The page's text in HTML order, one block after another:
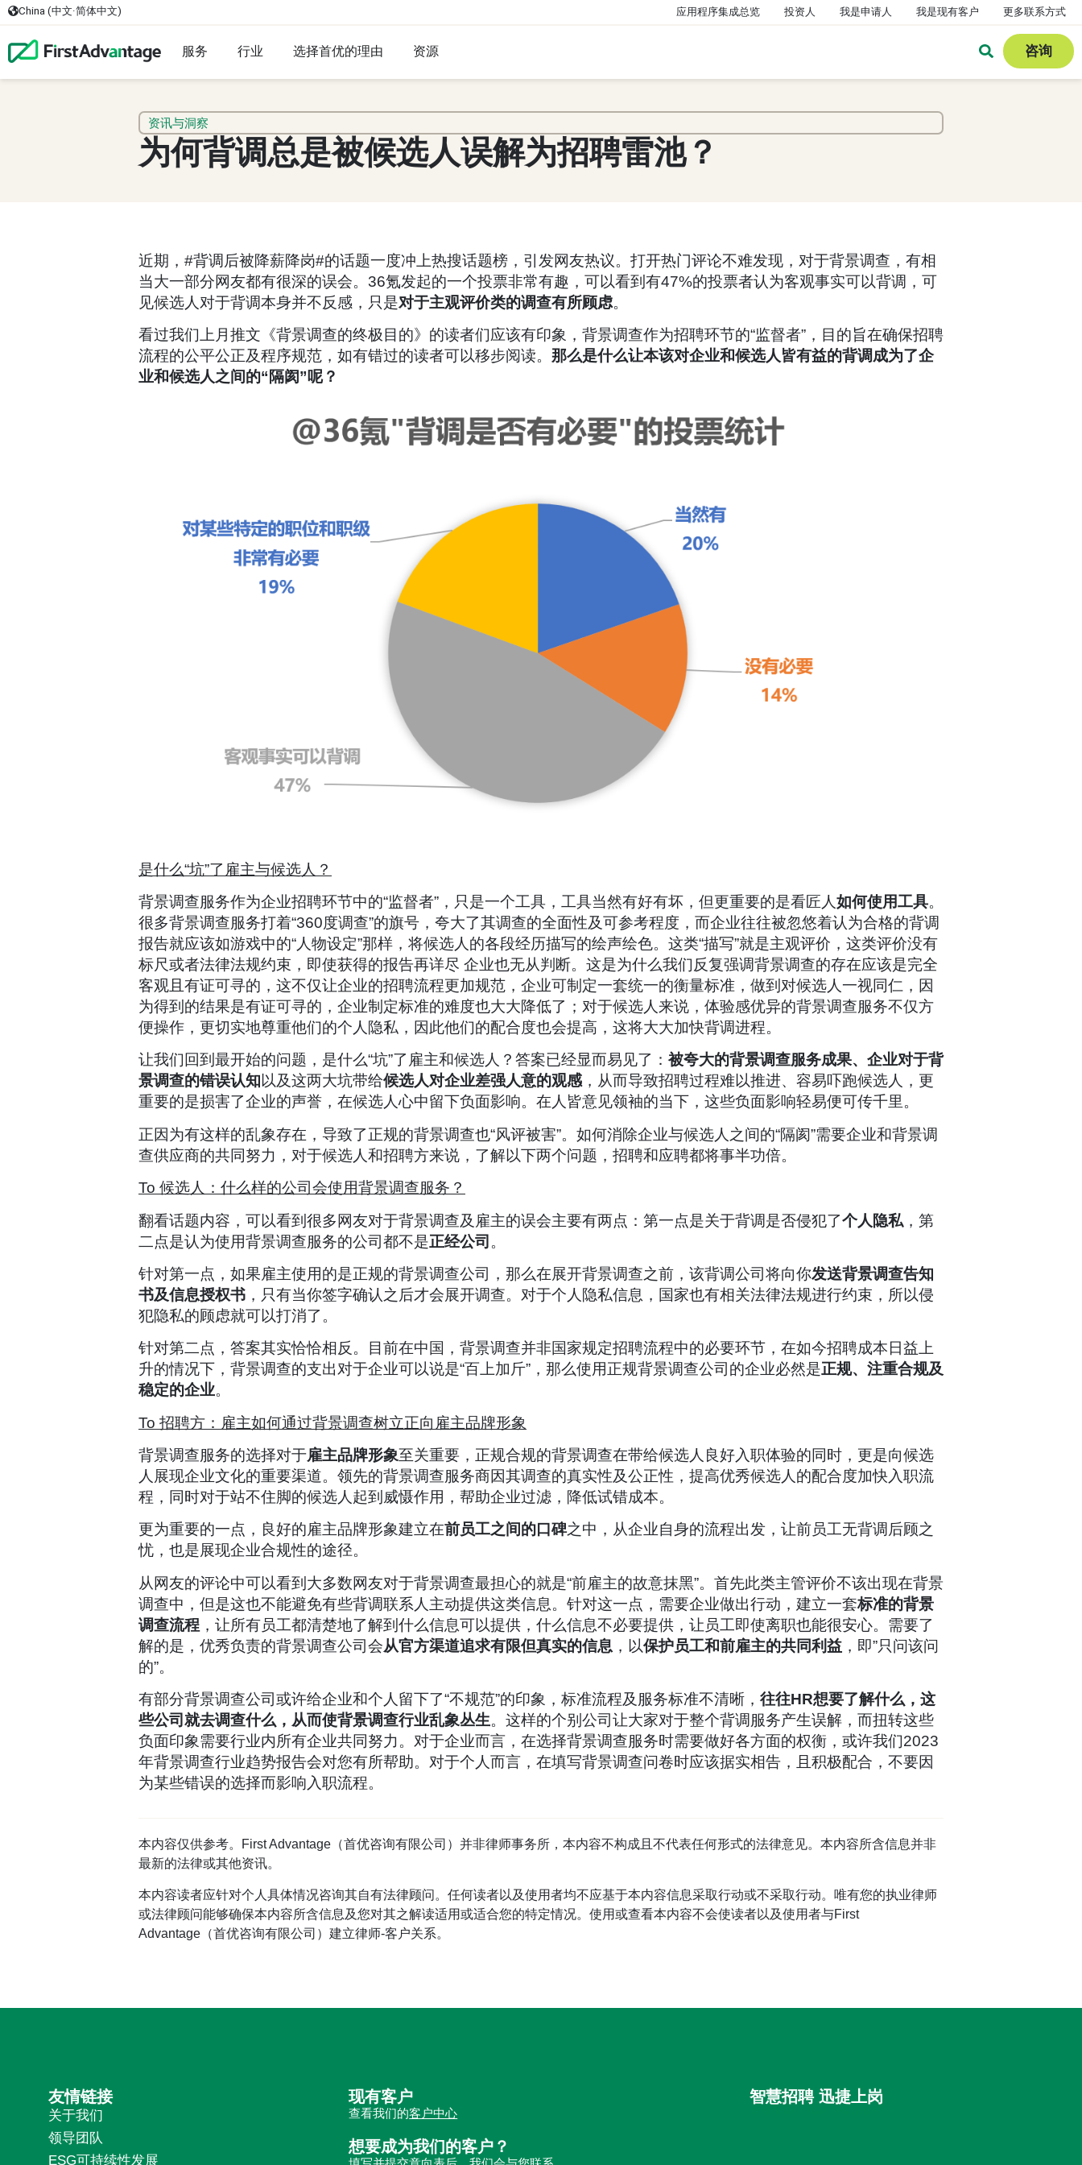
China (中文·简体中文) 应用程序集成总览 投资人 我是申请人 我是现有客户 更多联系方式
服务 行业 选择首优的理由 资源 咨询
资讯与洞察
为何背调总是被候选人误解为招聘雷池？
近期，#背调后被降薪降岗#的话题一度冲上热搜话题榜，引发网友热议。打开热门评论不难发现，对于背景调查，有相
当大一部分网友都有很深的误会。36氪发起的一个投票非常有趣，可以看到有47%的投票者认为客观事实可以背调，可
见候选人对于背调本身并不反感，只是对于主观评价类的调查有所顾虑。
看过我们上月推文《背景调查的终极目的》的读者们应该有印象，背景调查作为招聘环节的“监督者”，目的旨在确保招聘
流程的公平公正及程序规范，如有错过的读者可以移步阅读。 那么是什么让本该对企业和候选人皆有益的背调成为了企
业和候选人之间的“隔阂”呢？
是什么“坑”了雇主与候选人？
背景调查服务作为企业招聘环节中的“监督者”，只是一个工具，工具当然有好有坏，但更重要的是看匠人如何使用工具。
很多背景调查服务打着“360度调查”的旗号，夸大了其调查的全面性及可参考程度，而企业往往被忽悠着认为合格的背调
报告就应该如游戏中的“人物设定”那样，将候选人的各段经历描写的绘声绘色。这类“描写”就是主观评价，这类评价没有
标尺或者法律法规约束，即使获得的报告再详尽 企业也无从判断。这是为什么我们反复强调背景调查的存在应该是完全
客观且有证可寻的，这不仅让企业的招聘流程更加规范，企业可制定一套统一的衡量标准，做到对候选人一视同仁，因
为得到的结果是有证可寻的，企业制定标准的难度也大大降低了；对于候选人来说，体验感优异的背景调查服务不仅方
便操作，更切实地尊重他们的个人隐私，因此他们的配合度也会提高，这将大大加快背调进程。
让我们回到最开始的问题，是什么“坑”了雇主和候选人？答案已经显而易见了： 被夸大的背景调查服务成果、企业对于背
景调查的错误认知以及这两大坑带给候选人对企业差强人意的观感，从而导致招聘过程难以推进、容易吓跑候选人，更
重要的是损害了企业的声誉，在候选人心中留下负面影响。在人皆意见领袖的当下，这些负面影响轻易便可传千里。
正因为有这样的乱象存在，导致了正规的背景调查也“风评被害”。如何消除企业与候选人之间的“隔阂”需要企业和背景调
查供应商的共同努力，对于候选人和招聘方来说，了解以下两个问题，招聘和应聘都将事半功倍。
To 候选人：什么样的公司会使用背景调查服务？
翻看话题内容，可以看到很多网友对于背景调查及雇主的误会主要有两点：第一点是关于背调是否侵犯了个人隐私 ，第
二点是认为使用背景调查服务的公司都不是正经公司 。
针对第一点，如果雇主使用的是正规的背景调查公司，那么在展开背景调查之前，该背调公司将向你发送背景调查告知
书及信息授权书 ，只有当你签字确认之后才会展开调查。对于个人隐私信息，国家也有相关法律法规进行约束，所以侵
犯隐私的顾虑就可以打消了。
针对第二点，答案其实恰恰相反。目前在中国，背景调查并非国家规定招聘流程中的必要环节，在如今招聘成本日益上
升的情况下，背景调查的支出对于企业可以说是“百上加斤”，那么使用正规背景调查公司的企业必然是正规、注重合规及
稳定的企业。
To 招聘方：雇主如何通过背景调查树立正向雇主品牌形象
背景调查服务的选择对于雇主品牌形象至关重要，正规合规的背景调查在带给候选人良好入职体验的同时，更是向候选
人展现企业文化的重要渠道。领先的背景调查服务商因其调查的真实性及公正性，提高优秀候选人的配合度加快入职流
程，同时对于站不住脚的候选人起到威慑作用，帮助企业过滤，降低试错成本。
更为重要的一点，良好的雇主品牌形象建立在前员工之间的口碑之中，从企业自身的流程出发，让前员工无背调后顾之
忧，也是展现企业合规性的途径。
从网友的评论中可以看到大多数网友对于背景调查最担心的就是“前雇主的故意抹黑”。首先此类主管评价不该出现在背景
调查中，但是这也不能避免有些背调联系人主动提供这类信息。针对这一点，需要企业做出行动，建立一套标准的背景
调查流程 ，让所有员工都清楚地了解到什么信息可以提供，什么信息不必要提供，让员工即使离职也能很安心。需要了
解的是，优秀负责的背景调查公司会从官方渠道追求有限但真实的信息 ，以保护员工和前雇主的共同利益 ，即”只问该问
的”。
有部分背景调查公司或许给企业和个人留下了“不规范”的印象，标准流程及服务标准不清晰， 往往HR想要了解什么，这
些公司就去调查什么，从而使背景调查行业乱象丛生。这样的个别公司让大家对于整个背调服务产生误解，而扭转这些
负面印象需要行业内所有企业共同努力。对于企业而言，在选择背景调查服务时需要做好各方面的权衡，或许我们2023
年背景调查行业趋势报告会对您有所帮助。对于个人而言，在填写背景调查问卷时应该据实相告，且积极配合，不要因
为某些错误的选择而影响入职流程。
本内容仅供参考。First Advantage（首优咨询有限公司）并非律师事务所，本内容不构成且不代表任何形式的法律意见。本内容所含信息并非
最新的法律或其他资讯。
本内容读者应针对个人具体情况咨询其自有法律顾问。任何读者以及使用者均不应基于本内容信息采取行动或不采取行动。唯有您的执业律师
或法律顾问能够确保本内容所含信息及您对其之解读适用或适合您的特定情况。使用或查看本内容不会使读者以及使用者与First
Advantage（首优咨询有限公司）建立律师-客户关系。
友情链接
关于我们
领导团队
ESG可持续性发展
现有客户
查看我们的客户中心
想要成为我们的客户？
智慧招聘 迅捷上岗